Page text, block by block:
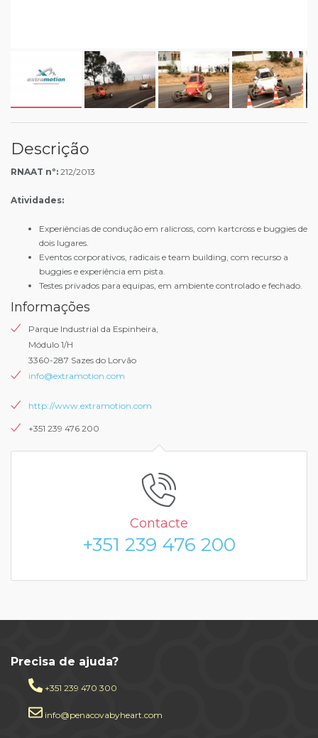
Descrição
RNAAT nº: 212/2013
Atividades:
Experiências de condução em ralicross, com kartcross e buggies de
dois lugares.
Eventos corporativos, radicais e team building, com recurso a
buggies e experiência em pista.
Testes privados para equipas, em ambiente controlado e fechado.
Informações
Parque Industrial da Espinheira,
Módulo 1/H
3360-287 Sazes do Lorvão
info@extramotion.com
http://www.extramotion.com
+351 239 476 200
Contacte
+351 239 476 200
Precisa de ajuda?
+351 239 470 300
info@penacovabyheart.com